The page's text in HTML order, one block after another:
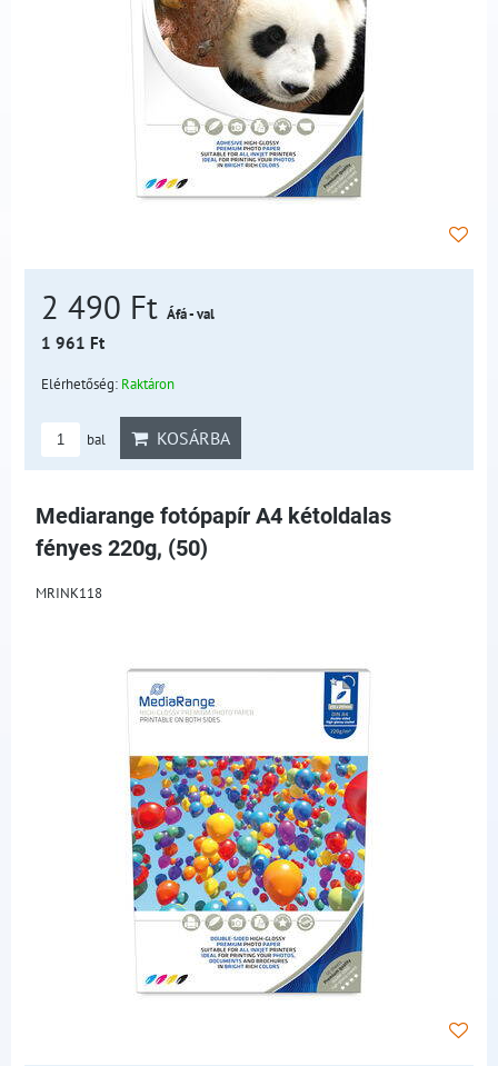
2 490 Ft Áfá - val
1 961 Ft
Elérhetőség: Raktáron
bal KOSÁRBA
Mediarange fotópapír A4 kétoldalas
fényes 220g, (50)
MRINK118